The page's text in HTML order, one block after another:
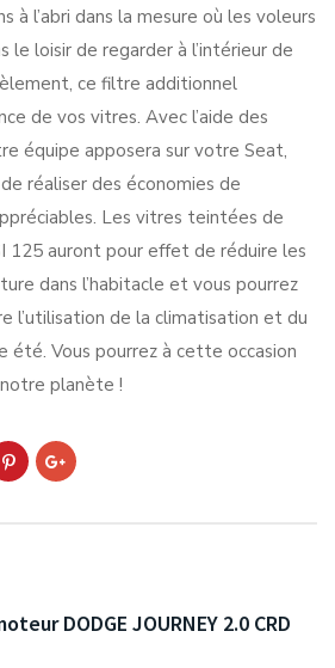
à l’abri dans la mesure où les voleurs
le loisir de regarder à l’intérieur de
ce filtre additionnel
de vos vitres. Avec l’aide des
équipe apposera sur votre Seat,
réaliser des économies de
Les vitres teintées de
125 auront pour effet de réduire les
dans l’habitacle et vous pourrez
l’utilisation de la climatisation et du
été. Vous pourrez à cette occasion
planète !
DODGE JOURNEY 2.0 CRD